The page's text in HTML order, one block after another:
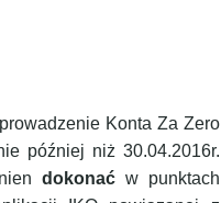
Konta Za Zero
później niż 30.04.2016r.
dokonać w punktach